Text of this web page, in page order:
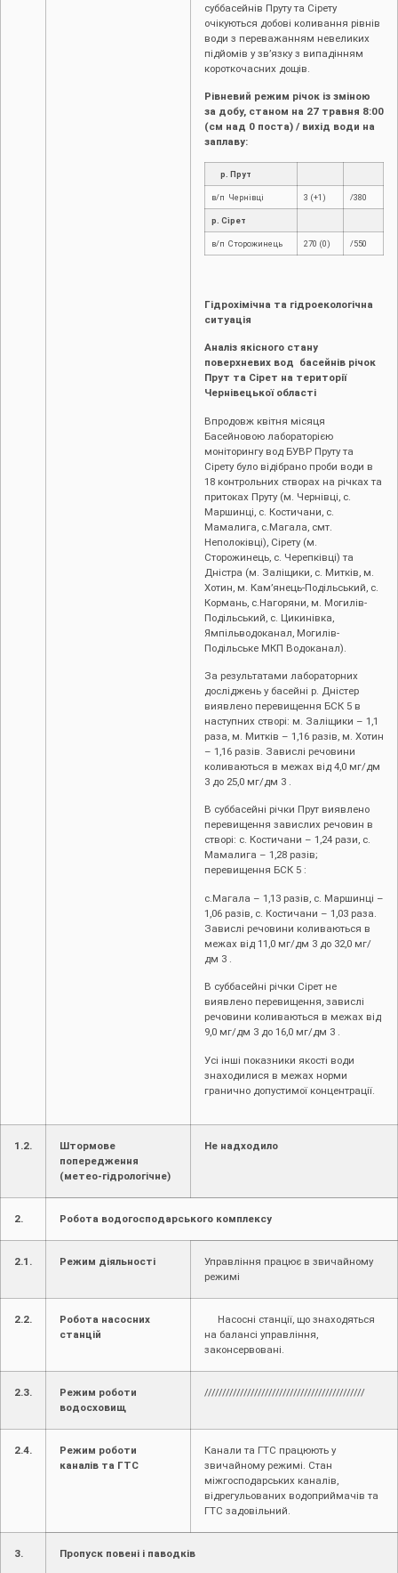
суббасейнів Пруту та Сірету
очікуються добові коливання рівнів
води з переважанням невеликих
підйомів у зв’язку з випадінням
короткочасних дощів.
Рівневий режим річок із зміною
за добу, станом на 27 травня 8:00
(см над 0 поста) / вихід води на
заплаву:
р. Прут
в/п Чернівці 3 (+1) /380
р. Сірет
в/п Сторожинець 270 (0) /550
Гідрохімічна та гідроекологічна
ситуація
Аналіз якісного стану
поверхневих вод басейнів річок
Прут та Сірет на території
Чернівецької області
Впродовж квітня місяця
Басейновою лабораторією
моніторингу вод БУВР Пруту та
Сірету було відібрано проби води в
18 контрольних створах на річках та
притоках Пруту (м. Чернівці, c.
Маршинці, с. Костичани, с.
Мамалига, с.Магала, смт.
Неполоківці), Сірету (м.
Сторожинець, с. Черепківці) та
Дністра (м. Заліщики, с. Митків, м.
Хотин, м. Кам’янець-Подільський, с.
Кормань, с.Нагоряни, м. Могилів-
Подільський, с. Цикинівка,
Ямпільводоканал, Могилів-
Подільське МКП Водоканал).
За результатами лабораторних
досліджень у басейні р. Дністер
виявлено перевищення БСК 5 в
наступних створі: м. Заліщики – 1,1
раза, м. Митків – 1,16 разів, м. Хотин
– 1,16 разів. Завислі речовини
коливаються в межах від 4,0 мг/дм
3 до 25,0 мг/дм 3 .
В суббасейні річки Прут виявлено
перевищення завислих речовин в
створі: с. Костичани – 1,24 рази, с.
Мамалига – 1,28 разів;
перевищення БСК 5 :
с.Магала – 1,13 разів, с. Маршинці –
1,06 разів, с. Костичани – 1,03 раза.
Завислі речовини коливаються в
межах від 11,0 мг/дм 3 до 32,0 мг/
дм 3 .
В суббасейні річки Сірет не
виявлено перевищення, завислі
речовини коливаються в межах від
9,0 мг/дм 3 до 16,0 мг/дм 3 .
Усі інші показники якості води
знаходилися в межах норми
гранично допустимої концентрації.
1.2.
Штормове
попередження
(метео-гідрологічне)
Не надходило
2. Робота водогосподарського комплексу
2.1. Режим діяльності
Управління працює в звичайному
режимі
2.2.
Робота насосних
станцій
Насосні станції, що знаходяться
на балансі управління,
законсервовані.
2.3.
Режим роботи
водосховищ
/////////////////////////////////////////////
2.4.
Режим роботи
каналів та ГТС
Канали та ГТС працюють у
звичайному режимі. Стан
міжгосподарських каналів,
відрегульованих водоприймачів та
ГТС задовільний.
3. Пропуск повені і паводків